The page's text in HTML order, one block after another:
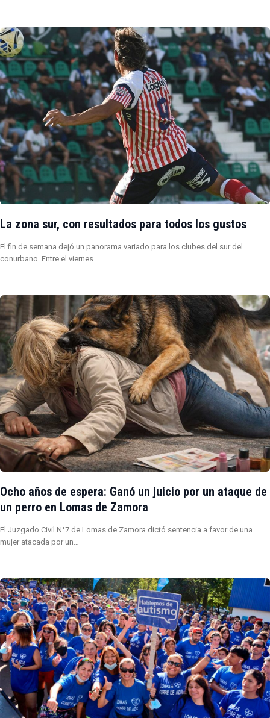
La zona sur, con resultados para todos los gustos
El fin de semana dejó un panorama variado para los clubes del sur del
conurbano. Entre el viernes…
Ocho años de espera: Ganó un juicio por un ataque de
un perro en Lomas de Zamora
El Juzgado Civil N°7 de Lomas de Zamora dictó sentencia a favor de una
mujer atacada por un…